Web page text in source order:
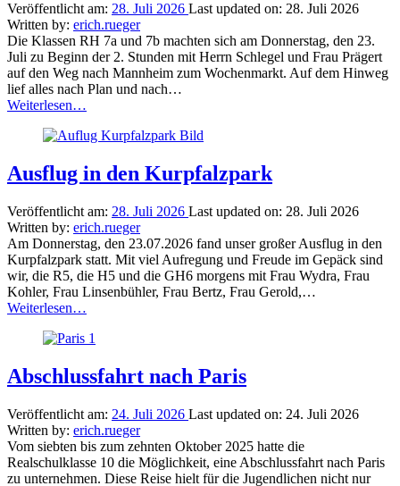
Veröffentlicht am: 28. Juli 2026 Last updated on: 28. Juli 2026
Written by: erich.rueger
Die Klassen RH 7a und 7b machten sich am Donnerstag, den 23.
Juli zu Beginn der 2. Stunden mit Herrn Schlegel und Frau Prägert
auf den Weg nach Mannheim zum Wochenmarkt. Auf dem Hinweg
lief alles nach Plan und nach…
Weiterlesen“Mannheimer
Einmal
und
irgendwie
zurück…”
…
Ausflug in den Kurpfalzpark
Veröffentlicht am: 28. Juli 2026 Last updated on: 28. Juli 2026
Written by: erich.rueger
Am Donnerstag, den 23.07.2026 fand unser großer Ausflug in den
Kurpfalzpark statt. Mit viel Aufregung und Freude im Gepäck sind
wir, die R5, die H5 und die GH6 morgens mit Frau Wydra, Frau
Kohler, Frau Linsenbühler, Frau Bertz, Frau Gerold,…
Weiterlesen
den
…
Abschlussfahrt nach Paris
Veröffentlicht am: 24. Juli 2026 Last updated on: 24. Juli 2026
Written by: erich.rueger
Vom siebten bis zum zehnten Oktober 2025 hatte die
Realschulklasse 10 die Möglichkeit, eine Abschlussfahrt nach Paris
zu unternehmen. Diese Reise hielt für die Jugendlichen nicht nur